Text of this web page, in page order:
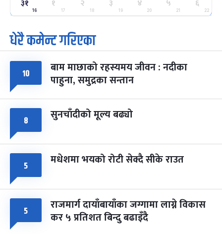
२५
मंगल
ग्याल्पो ल्होसार
फाल्गुन २५, २०८३ Mar 9, 2027
७ महिना बाँकी
७
आइत
पूर्णिमा व्रत
चैत्र ७, २०८३-Mar 21, 2027
८
सोम
फागुपूर्णिमा
चैत्र ८, २०८३-Mar 22, 2027
७ महिना बाँकी
३१
16
१
17
२
18
३
19
४
20
५
21
६
22
धेरै कमेन्ट गरिएका
१० बाम माछाको रहस्यमय जीवन : नदीका
पाहुना, समुद्रका सन्तान
८ सुनचाँदीको मूल्य बढ्यो
५ मधेशमा भयको रोटी सेक्दै सीके राउत
५ राजमार्ग दायाँबायाँका जग्गामा लाग्ने विकास
कर ५ प्रतिशत बिन्दु बढाइँदै